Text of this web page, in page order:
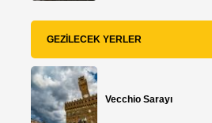
GEZILECEK YERLER
Vecchio Sarayı